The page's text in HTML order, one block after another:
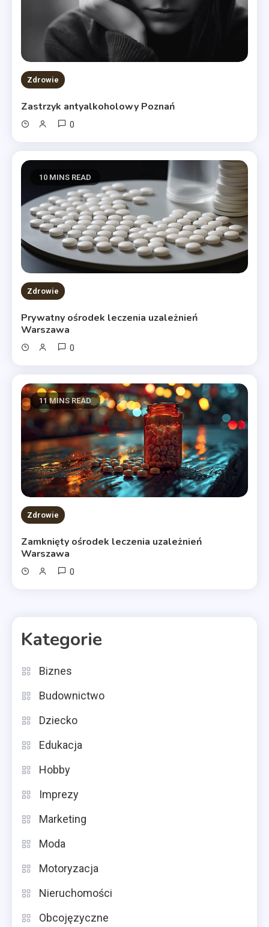
Zdrowie
Zastrzyk antyalkoholowy Poznań
0
10 MINS READ
Zdrowie
Prywatny ośrodek leczenia uzależnień
Warszawa
0
11 MINS READ
Zdrowie
Zamknięty ośrodek leczenia uzależnień
Warszawa
0
Kategorie
Biznes
Budownictwo
Dziecko
Edukacja
Hobby
Imprezy
Marketing
Moda
Motoryzacja
Nieruchomości
Obcojęzyczne